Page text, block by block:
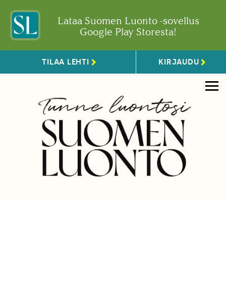
Lataa Suomen Luonto -sovellus
Google Play Storesta!
TILAA LEHTI KIRJAUDU